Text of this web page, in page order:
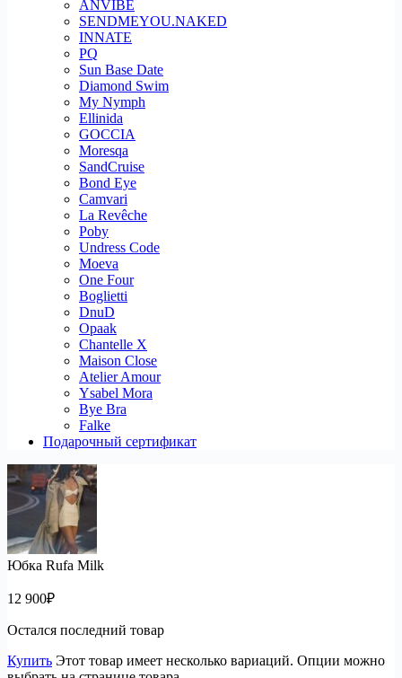
ANVIBE
SENDMEYOU.NAKED
INNATE
PQ
Sun Base Date
Diamond Swim
My Nymph
Ellinida
GOCCIA
Moresqa
SandCruise
Bond Eye
Camvari
La Revêche
Poby
Undress Code
Moeva
One Four
Boglietti
DnuD
Opaak
Chantelle X
Maison Close
Atelier Amour
Ysabel Mora
Bye Bra
Falke
Подарочный сертификат
Юбка Rufa Milk
12 900₽
Остался последний товар
Купить Этот товар имеет несколько вариаций. Опции можно